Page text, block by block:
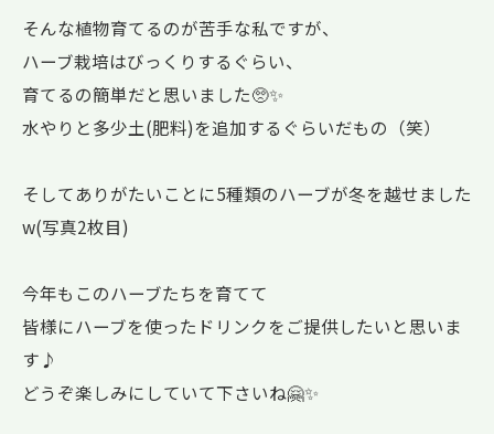
そんな植物育てるのが苦手な私ですが、
ハーブ栽培はびっくりするぐらい、
育てるの簡単だと思いました🥺✨
水やりと多少土(肥料)を追加するぐらいだもの（笑）
そしてありがたいことに5種類のハーブが冬を越せました
w(写真2枚目)
今年もこのハーブたちを育てて
皆様にハーブを使ったドリンクをご提供したいと思いま
す♪
どうぞ楽しみにしていて下さいね🤗✨